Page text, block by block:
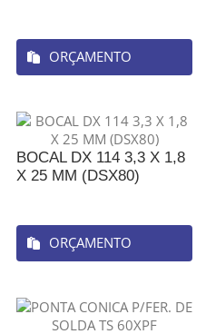
ORÇAMENTO
BOCAL DX 114 3,3 X 1,8
X 25 MM (DSX80)
ORÇAMENTO